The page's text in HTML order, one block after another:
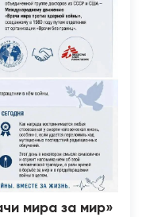
мира за мир»